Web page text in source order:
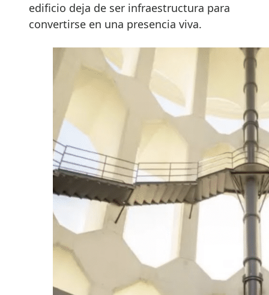
edificio deja de ser infraestructura para
convertirse en una presencia viva.